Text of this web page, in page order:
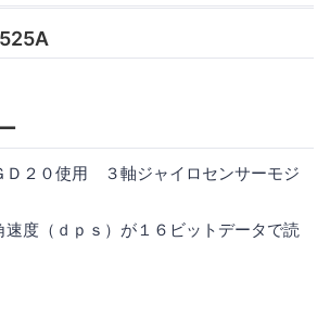
Ｄ２０使用 ３軸ジャイロセンサーモジ
速度（ｄｐｓ）が１６ビットデータで読